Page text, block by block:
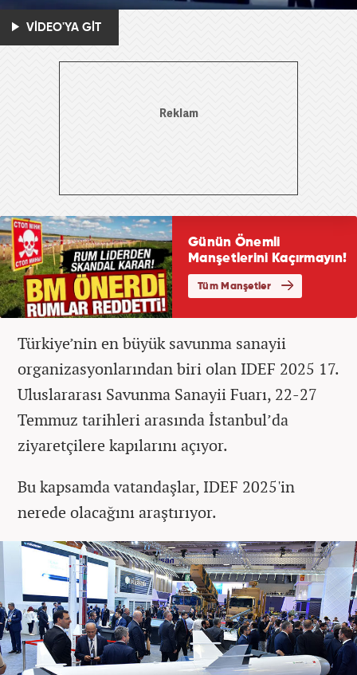
VİDEO'YA GİT
Türkiye’nin en büyük savunma sanayii
organizasyonlarından biri olan IDEF 2025 17.
Uluslararası Savunma Sanayii Fuarı, 22-27
Temmuz tarihleri arasında İstanbul’da
ziyaretçilere kapılarını açıyor.
Bu kapsamda vatandaşlar, IDEF 2025'in
nerede olacağını araştırıyor.